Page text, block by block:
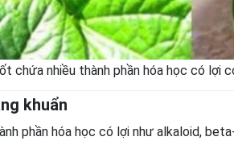
chứa nhiều thành phần hóa học có lợi
khuẩn
phần hóa học có lợi như alkaloid,